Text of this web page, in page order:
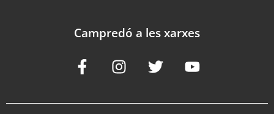
Campredó a les xarxes